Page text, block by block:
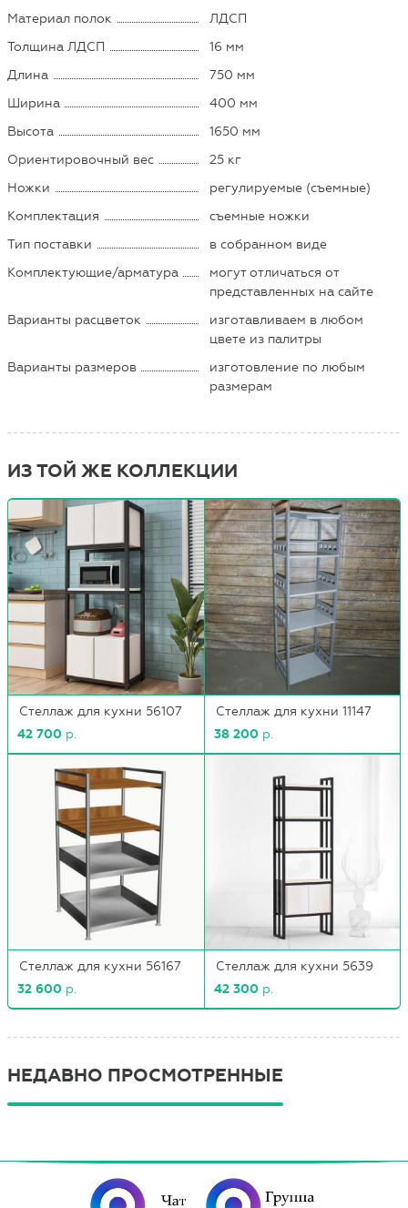
Материал полок
ЛДСП
Толщина ЛДСП
16 мм
Длина
750 мм
Ширина
400 мм
Высота
1650 мм
Ориентировочный вес
25 кг
Ножки
регулируемые (съемные)
Комплектация
съемные ножки
Тип поставки
в собранном виде
Комплектующие/арматура
могут отличаться от
представленных на сайте
Варианты расцветок
изготавливаем в любом
цвете из палитры
Варианты размеров
изготовление по любым
размерам
ИЗ ТОЙ ЖЕ КОЛЛЕКЦИИ
Стеллаж для кухни 56107
42 700 р.
Стеллаж для кухни 11147
38 200 р.
Стеллаж для кухни 56167
32 600 р.
Стеллаж для кухни 5639
42 300 р.
НЕДАВНО ПРОСМОТРЕННЫЕ